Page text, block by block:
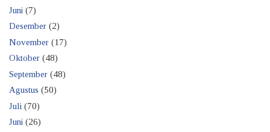
Juni (7)
Desember (2)
November (17)
Oktober (48)
September (48)
Agustus (50)
Juli (70)
Juni (26)